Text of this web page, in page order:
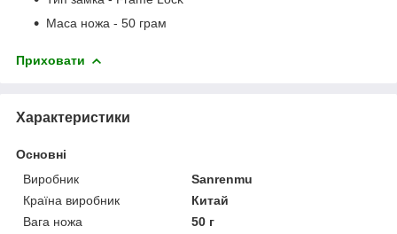
Маса ножа - 50 грам
Приховати
Характеристики
Основні
Виробник
Sanrenmu
Країна виробник
Китай
Вага ножа
50 г